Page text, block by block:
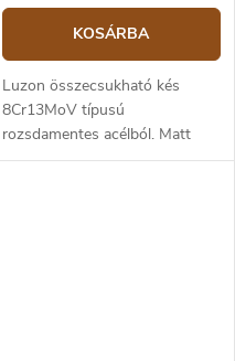
KOSÁRBA
Luzon összecsukható kés
8Cr13MoV típusú
rozsdamentes acélból. Matt
penge, 15,2 cm hosszú. GFN